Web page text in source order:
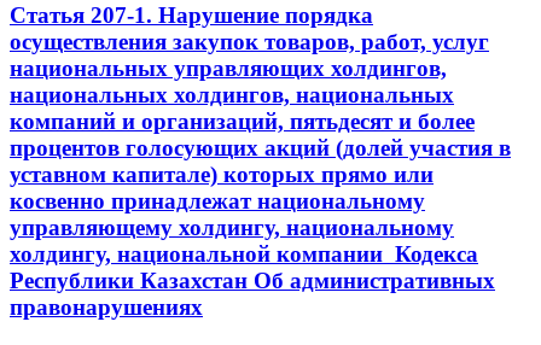
Статья 207-1. Нарушение порядка
осуществления закупок товаров, работ, услуг
национальных управляющих холдингов,
национальных холдингов, национальных
компаний и организаций, пятьдесят и более
процентов голосующих акций (долей участия в
уставном капитале) которых прямо или
косвенно принадлежат национальному
управляющему холдингу, национальному
холдингу, национальной компании Кодекса
Республики Казахстан Об административных
правонарушениях